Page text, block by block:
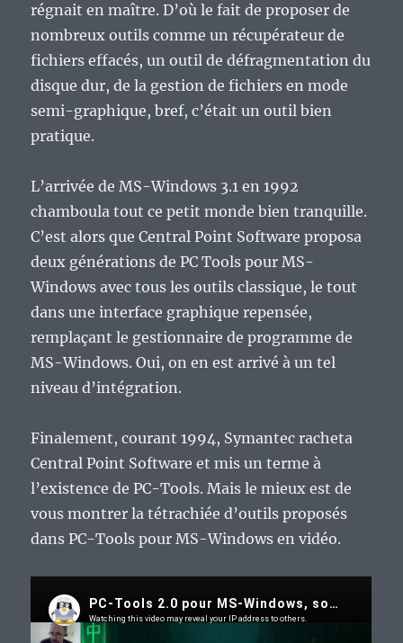
régnait en maître. D’où le fait de proposer de
nombreux outils comme un récupérateur de
fichiers effacés, un outil de défragmentation du
disque dur, de la gestion de fichiers en mode
semi-graphique, bref, c’était un outil bien
pratique.
L’arrivée de MS-Windows 3.1 en 1992
chamboula tout ce petit monde bien tranquille.
C’est alors que Central Point Software proposa
deux générations de PC Tools pour MS-
Windows avec tous les outils classique, le tout
dans une interface graphique repensée,
remplaçant le gestionnaire de programme de
MS-Windows. Oui, on en est arrivé à un tel
niveau d’intégration.
Finalement, courant 1994, Symantec racheta
Central Point Software et mis un terme à
l’existence de PC-Tools. Mais le mieux est de
vous montrer la tétrachiée d’outils proposés
dans PC-Tools pour MS-Windows en vidéo.